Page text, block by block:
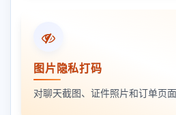
图片隐私打码